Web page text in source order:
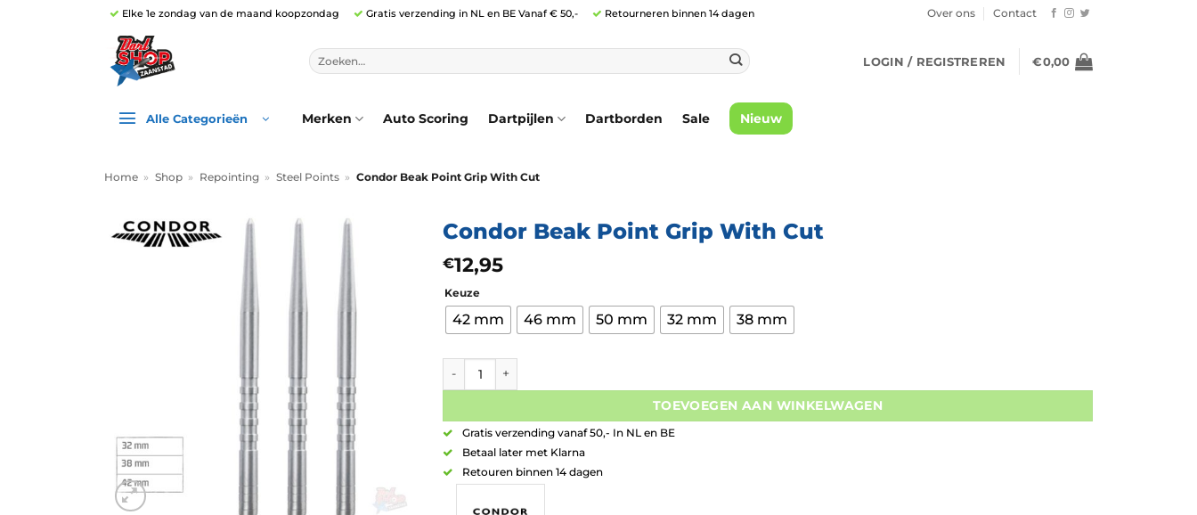
Elke 1e zondag van de maand koopzondag Gratis verzending in NL en BE Vanaf € 50,- Retourneren binnen 14 dagen Over ons Contact
Zoeken
naar:
LOGIN / REGISTREREN €0,00
Alle Categorieën Merken Auto Scoring Dartpijlen Dartborden Sale Nieuw
Home » Shop » Repointing » Steel Points » Condor Beak Point Grip With Cut
Condor Beak Point Grip With Cut
€12,95
Keuze
42 mm 46 mm 50 mm 32 mm 38 mm
TOEVOEGEN AAN WINKELWAGEN
Gratis verzending vanaf 50,- In NL en BE
Betaal later met Klarna
Retouren binnen 14 dagen